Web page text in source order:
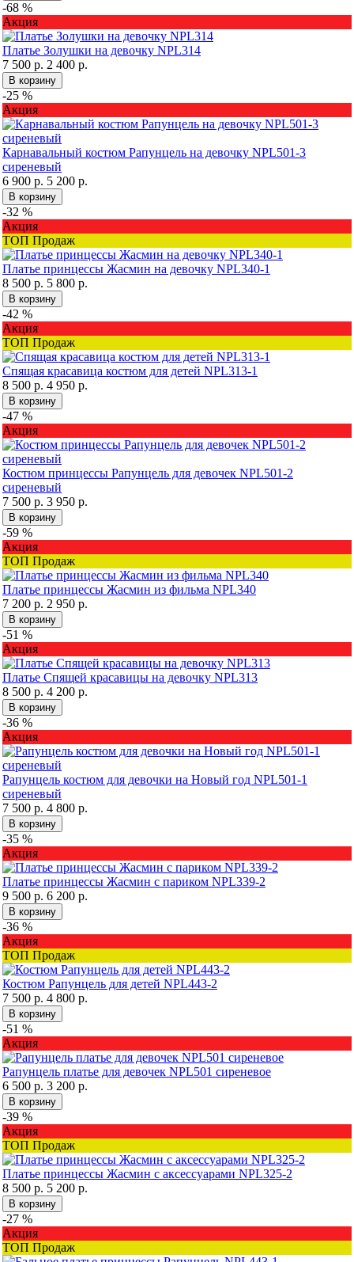
-68 %
Акция
Платье Золушки на девочку NPL314
7 500 р. 2 400 р.
В корзину
-25 %
Акция
Карнавальный костюм Рапунцель на девочку NPL501-3
сиреневый
6 900 р. 5 200 р.
В корзину
-32 %
Акция
ТОП Продаж
Платье принцессы Жасмин на девочку NPL340-1
8 500 р. 5 800 р.
В корзину
-42 %
Акция
ТОП Продаж
Спящая красавица костюм для детей NPL313-1
8 500 р. 4 950 р.
В корзину
-47 %
Акция
Костюм принцессы Рапунцель для девочек NPL501-2
сиреневый
7 500 р. 3 950 р.
В корзину
-59 %
Акция
ТОП Продаж
Платье принцессы Жасмин из фильма NPL340
7 200 р. 2 950 р.
В корзину
-51 %
Акция
Платье Спящей красавицы на девочку NPL313
8 500 р. 4 200 р.
В корзину
-36 %
Акция
Рапунцель костюм для девочки на Новый год NPL501-1
сиреневый
7 500 р. 4 800 р.
В корзину
-35 %
Акция
Платье принцессы Жасмин с париком NPL339-2
9 500 р. 6 200 р.
В корзину
-36 %
Акция
ТОП Продаж
Костюм Рапунцель для детей NPL443-2
7 500 р. 4 800 р.
В корзину
-51 %
Акция
Рапунцель платье для девочек NPL501 сиреневое
6 500 р. 3 200 р.
В корзину
-39 %
Акция
ТОП Продаж
Платье принцессы Жасмин с аксессуарами NPL325-2
8 500 р. 5 200 р.
В корзину
-27 %
Акция
ТОП Продаж